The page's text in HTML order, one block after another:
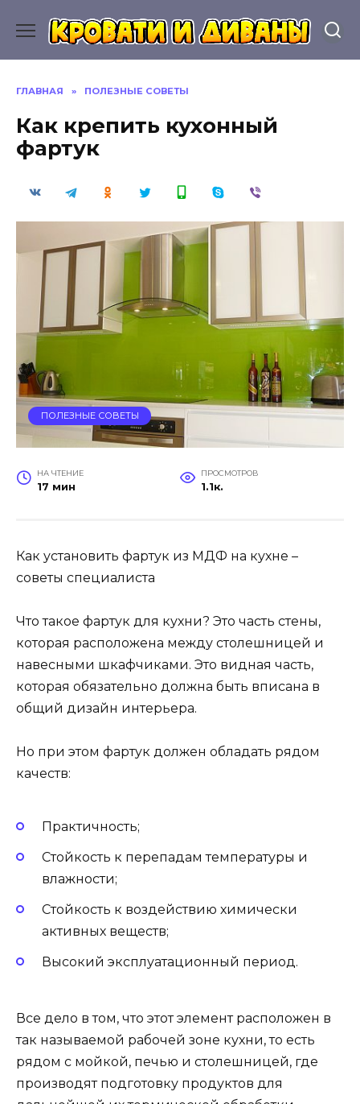
содержанию
ГЛАВНАЯ » ПОЛЕЗНЫЕ СОВЕТЫ
Как крепить кухонный
фартук
ПОЛЕЗНЫЕ СОВЕТЫ
НА ЧТЕНИЕ
17 мин
ПРОСМОТРОВ
1.1к.
Как установить фартук из МДФ на кухне –
советы специалиста
Что такое фартук для кухни? Это часть стены,
которая расположена между столешницей и
навесными шкафчиками. Это видная часть,
которая обязательно должна быть вписана в
общий дизайн интерьера.
Но при этом фартук должен обладать рядом
качеств:
Практичность;
Стойкость к перепадам температуры и
влажности;
Стойкость к воздействию химически
активных веществ;
Высокий эксплуатационный период.
Все дело в том, что этот элемент расположен в
так называемой рабочей зоне кухни, то есть
рядом с мойкой, печью и столешницей, где
производят подготовку продуктов для